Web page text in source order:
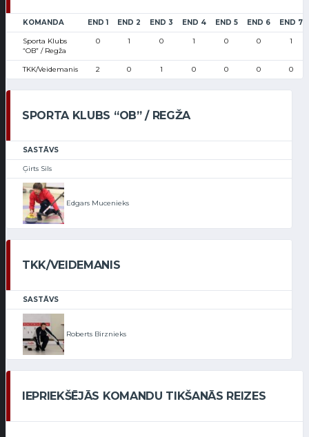
KOMANDA END 1 END 2 END 3 END 4 END 5 END 6 END 7
Sporta Klubs
“OB” / Regža
0 1 0 1 0 0 1
TKK/Veidemanis 2 0 1 0 0 0 0
SPORTA KLUBS “OB” / REGŽA
SASTĀVS
Ģirts Sils
Edgars Mucenieks
TKK/VEIDEMANIS
SASTĀVS
Roberts Birznieks
IEPRIEKŠĒJĀS KOMANDU TIKŠANĀS REIZES